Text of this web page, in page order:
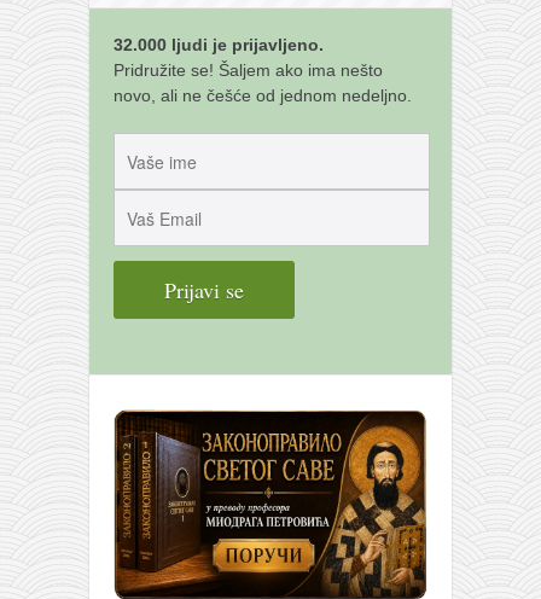
32.000 ljudi je prijavljeno.
Pridružite se! Šaljem ako ima nešto
novo, ali ne češće od jednom nedeljno.